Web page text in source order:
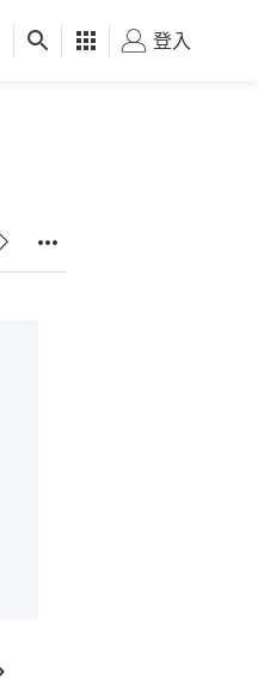
健康 好食玩飛
登入